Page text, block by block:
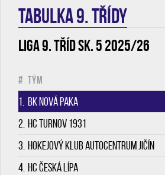
TABULKA 9. třídy
Liga 9. tříd sk. 5 2025/26
# Tým
1. BK Nová Paka
2. HC Turnov 1931
3. Hokejový klub Autocentrum Jičín
4. HC Česká Lípa